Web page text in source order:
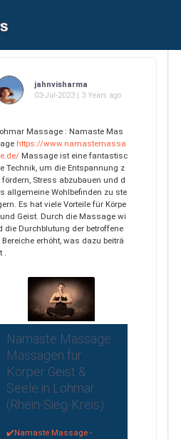
jahnvisharma
03-Jul-2023 | 3 Years ago
Massage : Namaste Mas
https://www.namastemassa
Massage ist eine fantastisc
Technik, um die Entspannung z
fördern, Stress abzubauen und d
allgemeine Wohlbefinden zu ste
Es hat viele Vorteile für Körpe
Geist. Durch die Massage wi
die Durchblutung der betroffene
Bereiche erhöht, was dazu beiträ
.
Namaste Massage:
Massagen für
Körper Geist &
Seele in Lohmar
(Rhein-Sieg-Kreis)
✔️Namaste Massage -